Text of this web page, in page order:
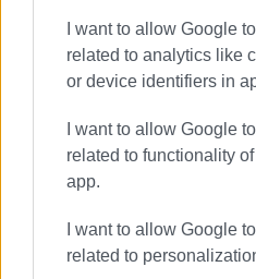
I want to allow Google
related to analytics like
or device identifiers in
I want to allow Google
related to functionality
app.
I want to allow Google
related to